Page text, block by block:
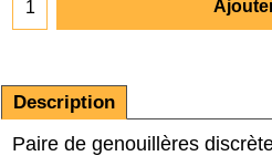
Description
Paire de genouillères